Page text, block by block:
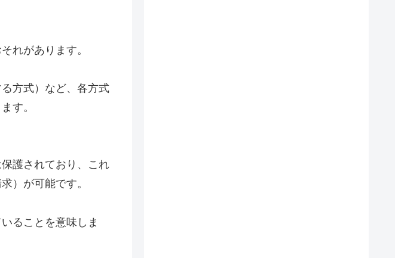
れがあります。
方式）など、各方式
す。
護されており、これ
）が可能です。
ることを意味しま